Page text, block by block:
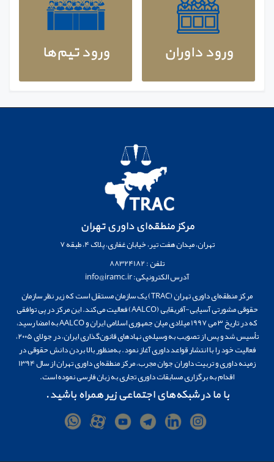
ورود داوران ورود تیم‌ها
مرکز منطقه‌ای داوری تهران
تهران، میدان هفت تیر، خیابان غفاری، پلاک 4، طبقه 7
تلفن : 88324182
آدرس الکترونیکی: info@iramc.ir
مرکز منطقه‌ای داوری تهران (TRAC) یک سازمان مستقل است که زیر نظر سازمان
حقوقی مشورتی آسیایی-آفریقایی (AALCO) فعالیت می‌کند. این مرکز در پی توافقی
که در تاریخ ۳ می 1997 میلادی میان جمهوری اسلامی ایران و AALCO به امضا رسید،
تأسیس شد و پس از تصویب به وسیله‌ی نهادهای قانون‌گذاری ایران، در جولای ۲۰۰۵،
فعالیت خود را با انتشار قواعد داوری آغاز نمود. به‌منظور بالا بردن دانش حقوقی در
زمینه داوری و تربیت داوران جوان مجرب، مرکز منطقه‌ای داوری تهران از سال 1394
اقدام به برگزاری مسابقات داوری تجاری به زبان فارسی نموده است.
با ما در شبکه‌های اجتماعی زیر همراه باشید.